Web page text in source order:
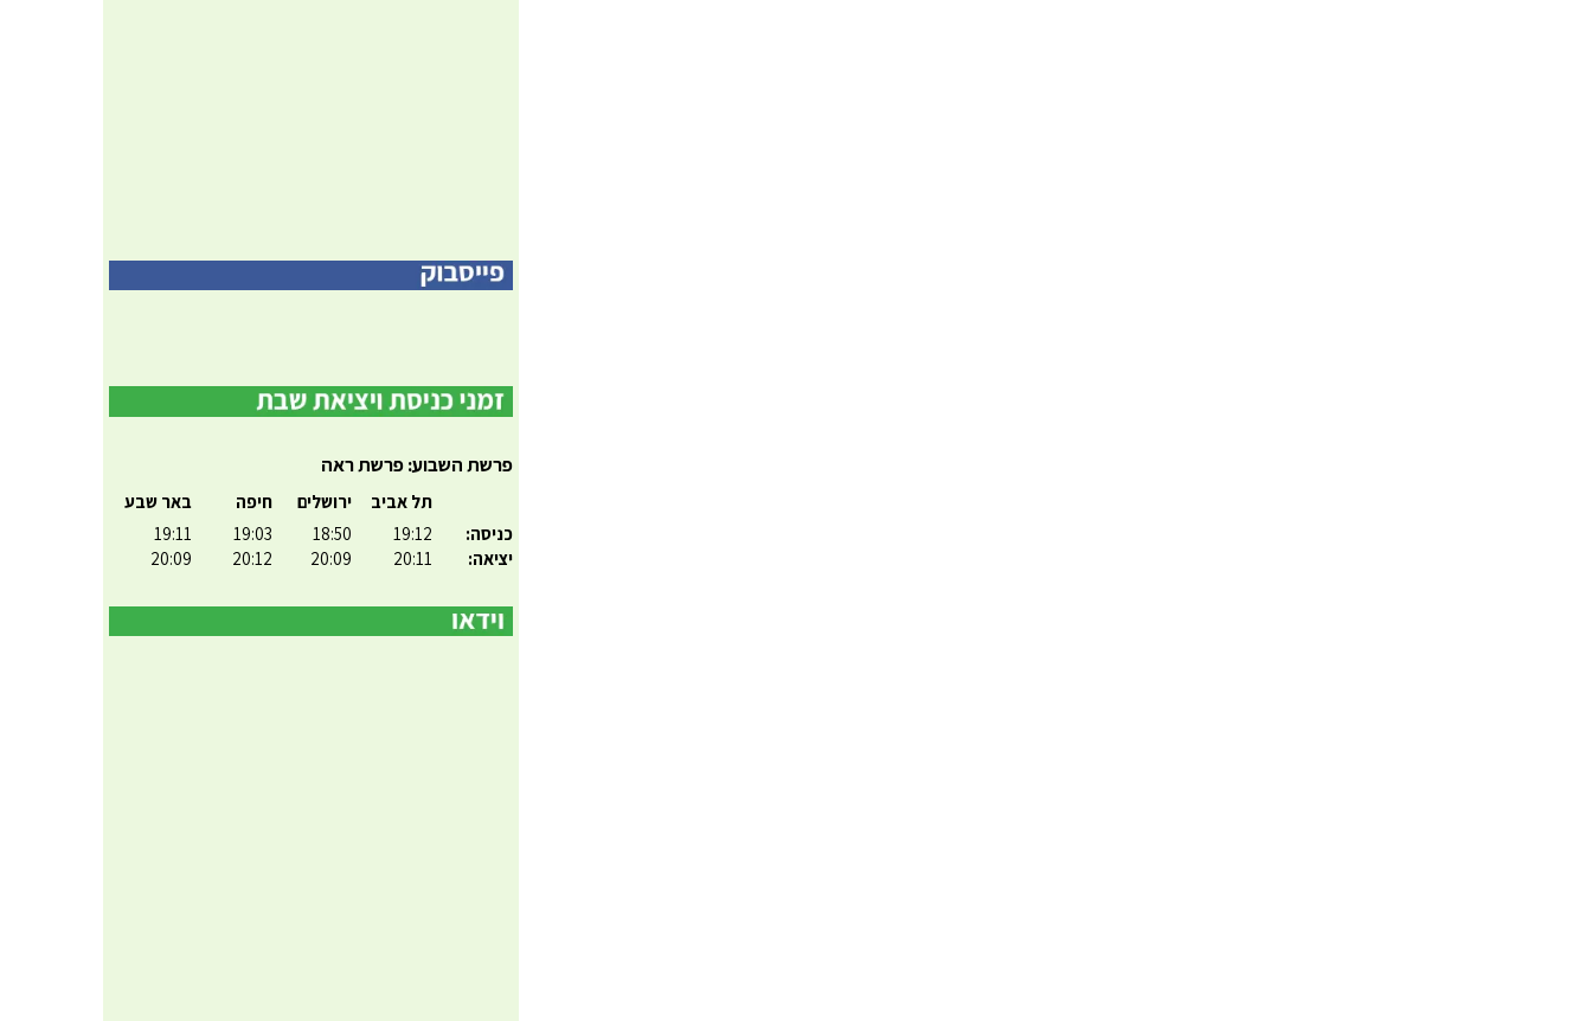
פרשת השבוע: פרשת ראה
כניסה:
יציאה:
תל אביב
19:12
20:11
ירושלים
18:50
20:09
חיפה
19:03
20:12
באר שבע
19:11
20:09